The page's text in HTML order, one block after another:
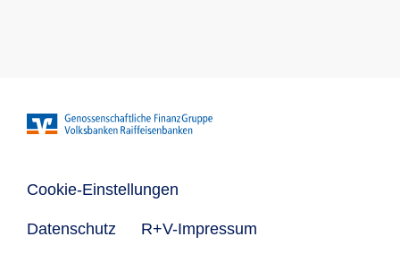
Cookie-Einstellungen
Datenschutz R+V-Impressum